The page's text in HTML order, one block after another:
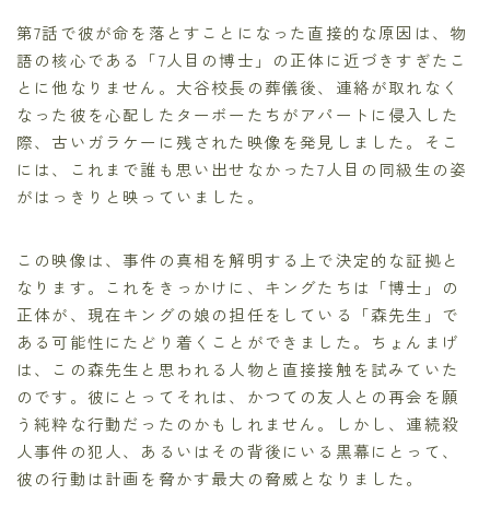
第7話で彼が命を落とすことになった直接的な原因は、物
語の核心である「7人目の博士」の正体に近づきすぎたこ
とに他なりません。大谷校長の葬儀後、連絡が取れなく
なった彼を心配したターボーたちがアパートに侵入した
際、古いガラケーに残された映像を発見しました。そこ
には、これまで誰も思い出せなかった7人目の同級生の姿
がはっきりと映っていました。
この映像は、事件の真相を解明する上で決定的な証拠と
なります。これをきっかけに、キングたちは「博士」の
正体が、現在キングの娘の担任をしている「森先生」で
ある可能性にたどり着くことができました。ちょんまげ
は、この森先生と思われる人物と直接接触を試みていた
のです。彼にとってそれは、かつての友人との再会を願
う純粋な行動だったのかもしれません。しかし、連続殺
人事件の犯人、あるいはその背後にいる黒幕にとって、
彼の行動は計画を脅かす最大の脅威となりました。